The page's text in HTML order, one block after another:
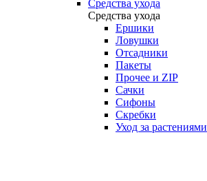
Средства ухода
Средства ухода
Ершики
Ловушки
Отсадники
Пакеты
Прочее и ZIP
Сачки
Сифоны
Скребки
Уход за растениями